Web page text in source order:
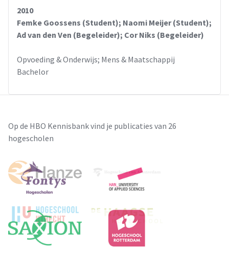
2010
Femke Goossens (Student); Naomi Meijer (Student);
Ad van den Ven (Begeleider); Cor Niks (Begeleider)
Opvoeding & Onderwijs; Mens & Maatschappij
Bachelor
Op de HBO Kennisbank vind je publicaties van 26
hogescholen